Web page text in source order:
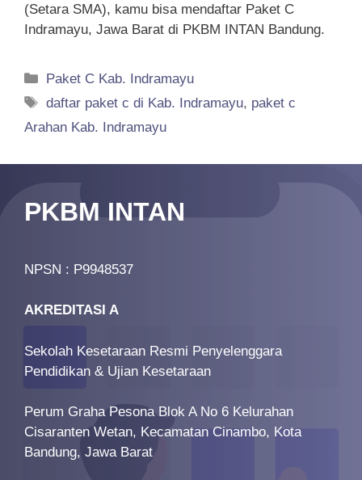
(Setara SMA), kamu bisa mendaftar Paket C
Indramayu, Jawa Barat di PKBM INTAN Bandung.
Categories
Paket C Kab. Indramayu
Tags
daftar paket c di Kab. Indramayu, paket c
Arahan Kab. Indramayu
PKBM INTAN
NPSN : P9948537
AKREDITASI A
Sekolah Kesetaraan Resmi Penyelenggara
Pendidikan & Ujian Kesetaraan
Perum Graha Pesona Blok A No 6 Kelurahan
Cisaranten Wetan, Kecamatan Cinambo, Kota
Bandung, Jawa Barat